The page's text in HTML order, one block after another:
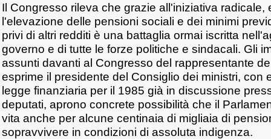
Il Congresso rileva che grazie all'iniziativa radicale,
l'elevazione delle pensioni sociali e dei minimi
privi di altri redditi è una battaglia ormai iscritta
governo e di tutte le forze politiche e sindacali. Gli
assunti davanti al Congresso del rappresentante
esprime il presidente del Consiglio dei ministri, con
legge finanziaria per il 1985 già in discussione
deputati, aprono concrete possibilità che il
vita anche per alcune centinaia di migliaia di
sopravvivere in condizioni di assoluta indigenza.